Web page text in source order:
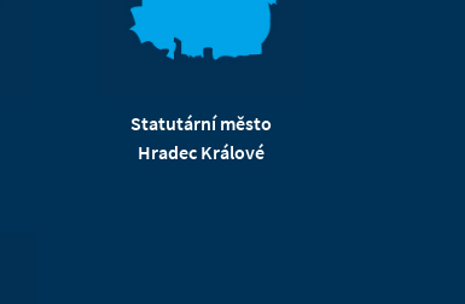
Statutární město
Hradec Králové